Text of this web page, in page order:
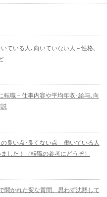
ている人､向いていない人－性格､
転職－仕事内容や平均年収･給与､向
の良い点･良くない点 – 働いている人
した！（転職の参考にどうぞ）
聞かれた変な質問、思わず沈黙して